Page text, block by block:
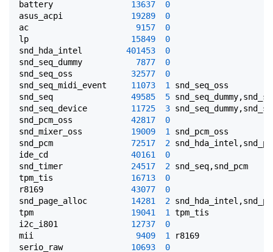
battery 13637
0
asus_acpi 19289
0
ac 9157
0
lp 15849
0
snd_hda_intel 401453
0
snd_seq_dummy 7877
0
snd_seq_oss 32577
0
snd_seq_midi_event 11073 1
snd_seq_oss
snd_seq 49585 5
snd_seq_device 11725 3
snd_pcm_oss 42817
0
snd_mixer_oss 19009 1
snd_pcm_oss
snd_pcm 72517 2
ide_cd 40161
0
snd_timer 24517 2 snd_seq,snd_pcm
tpm_tis 16713
0
r8169 43077
0
snd_page_alloc 14281 2
tpm 19041 1
tpm_tis
i2c_i801 12737
0
mii 9409 1
r8169
serio_raw 10693
0